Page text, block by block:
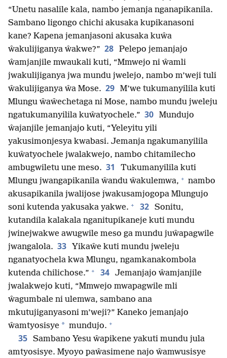
“Unetu nasalile kala, nambo jemanja nganapikanila.
Sambano ligongo chichi akusaka kupikanasoni
kane? Kapena jemanjasoni akusaka kuŵa
ŵakulijiganya ŵakwe?” 28 Pelepo jemanjajo
ŵamjanjile mwaukali kuti, “Mmwejo ni ŵamli
jwakulijiganya jwa mundu jwelejo, nambo m’weji tuli
ŵakulijiganya ŵa Mose. 29 M’we tukumanyilila kuti
Mlungu ŵaŵechetaga ni Mose, nambo mundu jweleju
ngatukumanyilila kuŵatyochele.” 30 Mundujo
ŵajanjile jemanjajo kuti, “Yeleyitu yili
yakusimonjesya kwabasi. Jemanja ngakumanyilila
kuŵatyochele jwalakwejo, nambo chitamilecho
ambugwiletu une meso. 31
Tukumanyilila kuti
Mlungu jwangapikanila ŵandu ŵakulemwa, + nambo
akusapikanila jwalijose jwakusamjogopa Mlungujo
soni kutenda yakusaka yakwe. + 32 Sonitu,
kutandila kalakala nganitupikaneje kuti mundu
jwinejwakwe awugwile meso ga mundu juŵapagwile
jwangalola. 33
Yikaŵe kuti mundu jweleju
nganatyochela kwa Mlungu, ngamkanakombola
kutenda chilichose.” + 34 Jemanjajo ŵamjanjile
jwalakwejo kuti, “Mmwejo mwapagwile mli
ŵagumbale ni ulemwa, sambano ana
mkutujiganyasoni m’weji?” Kaneko jemanjajo
ŵamtyosisye * mundujo. +
35 Sambano Yesu ŵapikene yakuti mundu jula
amtyosisye. Myoyo paŵasimene najo ŵamwusisye